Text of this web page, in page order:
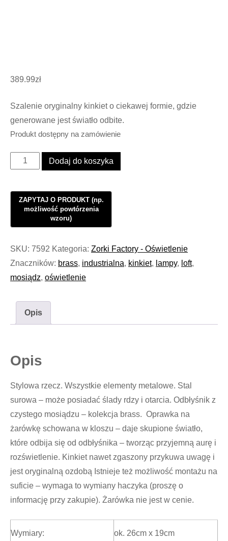
389.99zł
Szalenie oryginalny kinkiet o ciekawej formie, gdzie
generowane jest światło odbite.
Produkt dostępny na zamówienie
ilość
Oświetlenie
Steel
Reflect
Brass
#1009
Dodaj do koszyka
SKU: 7592 Kategoria: Zorki Factory - Oświetlenie
Znaczników: brass, industrialna, kinkiet, lampy, loft,
mosiądz, oświetlenie
Opis
Opis
Stylowa rzecz. Wszystkie elementy metalowe. Stal
surowa – może posiadać ślady rdzy i otarcia. Odbłyśnik z
czystego mosiądzu – kolekcja brass. Oprawka na
żarówkę schowana w kloszu – daje skupione światło,
które odbija się od odbłyśnika – tworząc przyjemną aurę i
rozświetlenie. Kinkiet nawet zgaszony przykuwa uwagę i
jest oryginalną ozdobą Istnieje też możliwość montażu na
suficie – wymaga to wymiany haczyka (proszę o
informację przy zakupie). Żarówka nie jest w cenie.
Wymiary: ok. 26cm x 19cm